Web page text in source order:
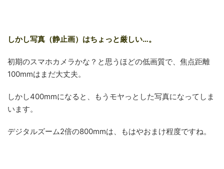
しかし写真（静止画）はちょっと厳しい…。
初期のスマホカメラかな？と思うほどの低画質で、焦点距離
100mmはまだ大丈夫。
しかし400mmになると、もうモヤっとした写真になってしま
います。
デジタルズーム2倍の800mmは、もはやおまけ程度ですね。